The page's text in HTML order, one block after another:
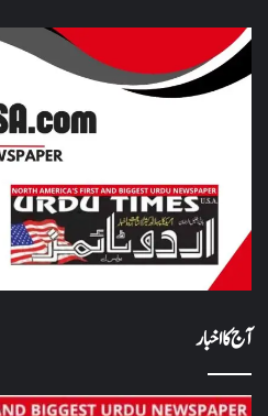
آج کا اخبار